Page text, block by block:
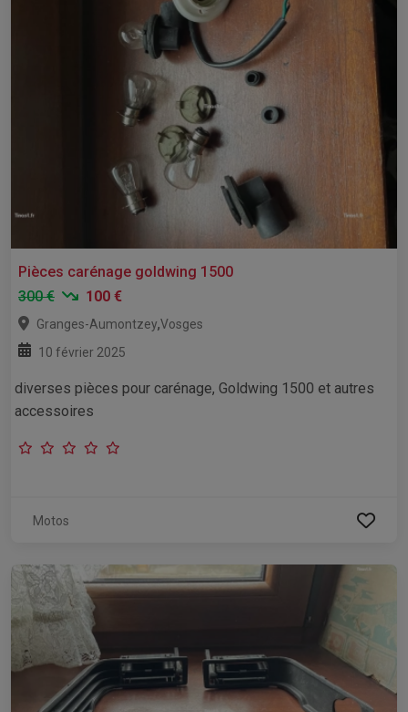
Pièces carénage goldwing 1500
300 €
100 €
Granges-Aumontzey,Vosges
10 février 2025
diverses pièces pour carénage, Goldwing 1500 et autres
accessoires
Motos